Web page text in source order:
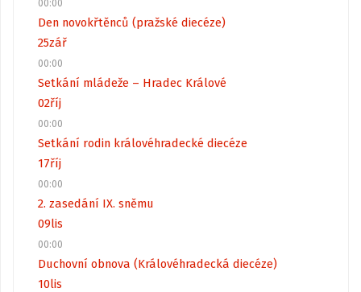
00:00
Den novokřtěnců (pražské diecéze)
25zář
00:00
Setkání mládeže – Hradec Králové
02říj
00:00
Setkání rodin královéhradecké diecéze
17říj
00:00
2. zasedání IX. sněmu
09lis
00:00
Duchovní obnova (Královéhradecká diecéze)
10lis